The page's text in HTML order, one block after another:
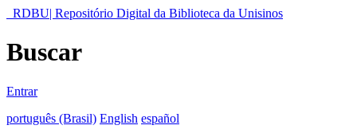
RDBU| Repositório Digital da Biblioteca da Unisinos
Buscar
Entrar
português (Brasil) English español